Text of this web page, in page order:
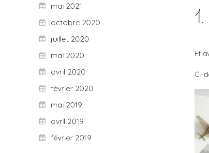
Et
Ci-
mai 2021
octobre 2020
juillet 2020
mai 2020
avril 2020
février 2020
mai 2019
avril 2019
février 2019